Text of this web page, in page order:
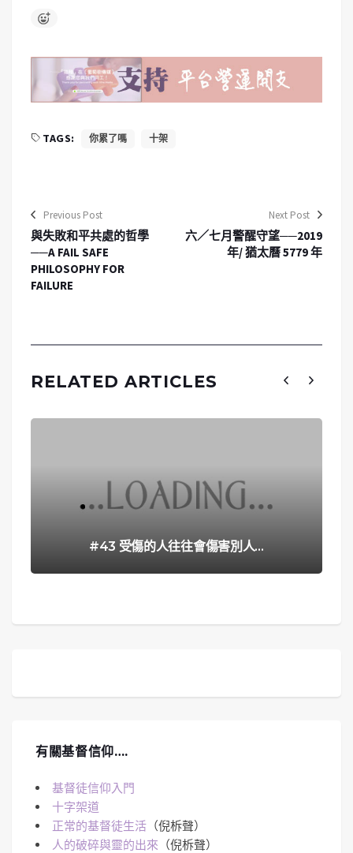
TAGS: 你累了嗎 十架
Previous Post
與失敗和平共處的哲學
──A FAIL SAFE
PHILOSOPHY FOR
FAILURE
Next Post
六／七月警醒守望──2019
年/ 猶太曆 5779 年
RELATED ARTICLES
#43 受傷的人往往會傷害別人…
有關基督信仰….
基督徒信仰入門
十字架道
正常的基督徒生活 （倪柝聲）
人的破碎與靈的出來 （倪柝聲）